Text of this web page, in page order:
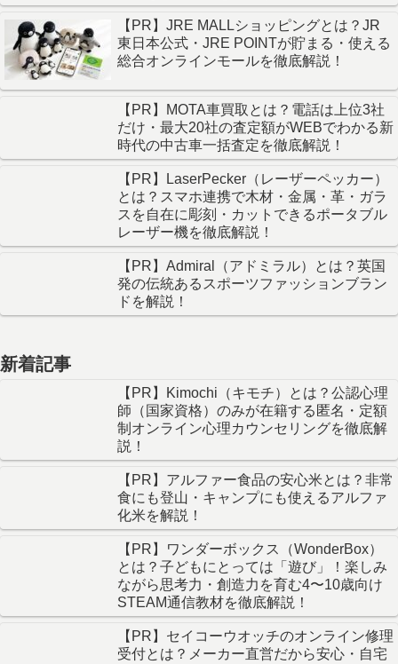
徹底解説！
【PR】JRE MALLショッピングとは？JR
東日本公式・JRE POINTが貯まる・使える
総合オンラインモールを徹底解説！
【PR】MOTA車買取とは？電話は上位3社
だけ・最大20社の査定額がWEBでわかる新
時代の中古車一括査定を徹底解説！
【PR】LaserPecker（レーザーペッカー）
とは？スマホ連携で木材・金属・革・ガラ
スを自在に彫刻・カットできるポータブル
レーザー機を徹底解説！
【PR】Admiral（アドミラル）とは？英国
発の伝統あるスポーツファッションブラン
ドを解説！
新着記事
【PR】Kimochi（キモチ）とは？公認心理
師（国家資格）のみが在籍する匿名・定額
制オンライン心理カウンセリングを徹底解
説！
【PR】アルファー食品の安心米とは？非常
食にも登山・キャンプにも使えるアルファ
化米を解説！
【PR】ワンダーボックス（WonderBox）
とは？子どもにとっては「遊び」！楽しみ
ながら思考力・創造力を育む4〜10歳向け
STEAM通信教材を徹底解説！
【PR】セイコーウオッチのオンライン修理
受付とは？メーカー直営だから安心・自宅